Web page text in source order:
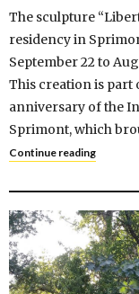
The sculpture
residency in
September 22 to
This creation is part
anniversary of the
Sprimont, which
Continue reading